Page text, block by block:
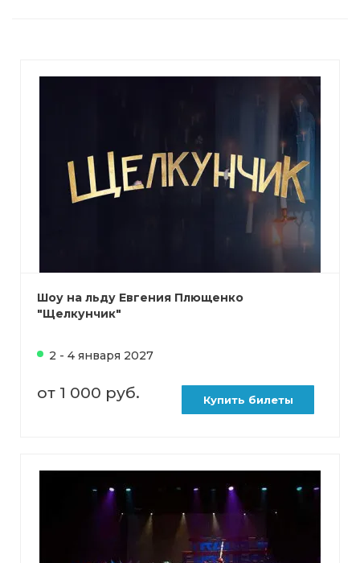
Шоу на льду Евгения Плющенко
"Щелкунчик"
2 - 4 января 2027
от 1 000 руб. Купить билеты